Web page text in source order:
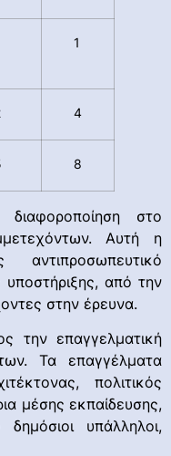
1
4
8
στο
Αυτή η
υποστήριξης, από την
στην έρευνα.
την επαγγελματική
Τα επαγγέλματα
πολιτικός
μέσης εκπαίδευσης,
υπάλληλοι,